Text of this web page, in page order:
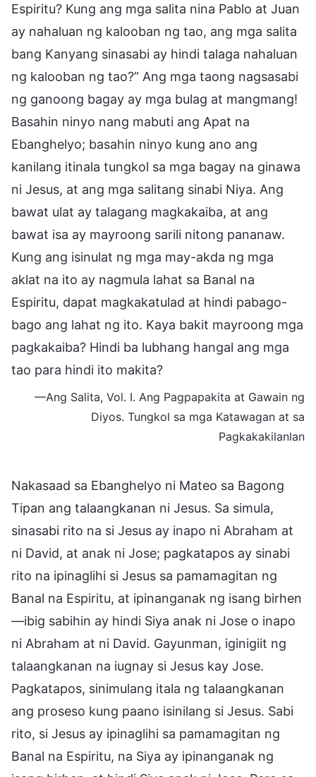
Espiritu? Kung ang mga salita nina Pablo at Juan
ay nahaluan ng kalooban ng tao, ang mga salita
bang Kanyang sinasabi ay hindi talaga nahaluan
ng kalooban ng tao?” Ang mga taong nagsasabi
ng ganoong bagay ay mga bulag at mangmang!
Basahin ninyo nang mabuti ang Apat na
Ebanghelyo; basahin ninyo kung ano ang
kanilang itinala tungkol sa mga bagay na ginawa
ni Jesus, at ang mga salitang sinabi Niya. Ang
bawat ulat ay talagang magkakaiba, at ang
bawat isa ay mayroong sarili nitong pananaw.
Kung ang isinulat ng mga may-akda ng mga
aklat na ito ay nagmula lahat sa Banal na
Espiritu, dapat magkakatulad at hindi pabago-
bago ang lahat ng ito. Kaya bakit mayroong mga
pagkakaiba? Hindi ba lubhang hangal ang mga
tao para hindi ito makita?
—Ang Salita, Vol. I. Ang Pagpapakita at Gawain ng
Diyos. Tungkol sa mga Katawagan at sa
Pagkakakilanlan
Nakasaad sa Ebanghelyo ni Mateo sa Bagong
Tipan ang talaangkanan ni Jesus. Sa simula,
sinasabi rito na si Jesus ay inapo ni Abraham at
ni David, at anak ni Jose; pagkatapos ay sinabi
rito na ipinaglihi si Jesus sa pamamagitan ng
Banal na Espiritu, at ipinanganak ng isang birhen
—ibig sabihin ay hindi Siya anak ni Jose o inapo
ni Abraham at ni David. Gayunman, iginigiit ng
talaangkanan na iugnay si Jesus kay Jose.
Pagkatapos, sinimulang itala ng talaangkanan
ang proseso kung paano isinilang si Jesus. Sabi
rito, si Jesus ay ipinaglihi sa pamamagitan ng
Banal na Espiritu, na Siya ay ipinanganak ng